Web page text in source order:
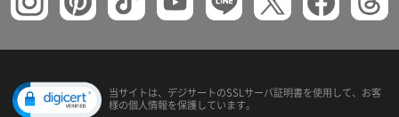
当サイトは、デジサートのSSLサーバ証明書を使用して、 お客
様の個人情報を保護しています。